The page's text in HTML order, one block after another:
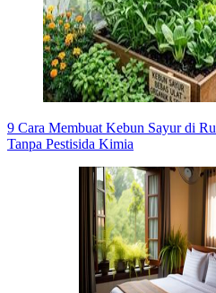
9 Cara Membuat Kebun Sayur di
Tanpa Pestisida Kimia